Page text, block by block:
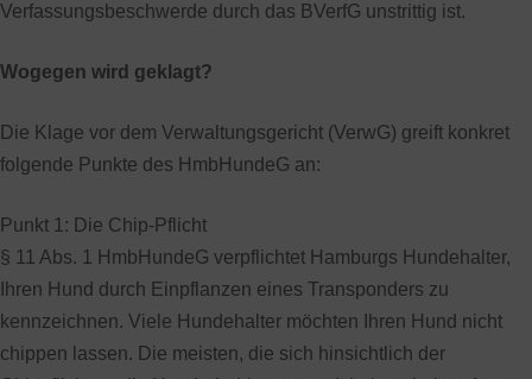
Verfassungsbeschwerde durch das BVerfG unstrittig ist.
Wogegen wird geklagt?
Die Klage vor dem Verwaltungsgericht (VerwG) greift konkret
folgende Punkte des HmbHundeG an:
Punkt 1: Die Chip-Pflicht
§ 11 Abs. 1 HmbHundeG verpflichtet Hamburgs Hundehalter,
Ihren Hund durch Einpflanzen eines Transponders zu
kennzeichnen. Viele Hundehalter möchten Ihren Hund nicht
chippen lassen. Die meisten, die sich hinsichtlich der